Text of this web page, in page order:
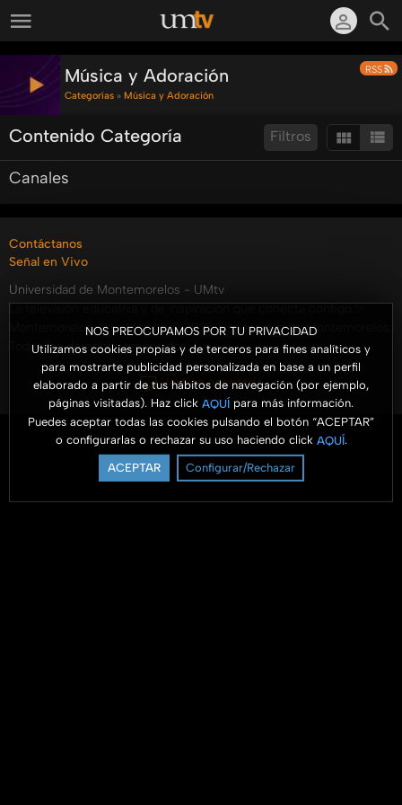
NOS PREOCUPAMOS POR TU PRIVACIDAD
Utilizamos cookies propias y de terceros para fines analíticos y
para mostrarte publicidad personalizada en base a un perfil
elaborado a partir de tus hábitos de navegación (por ejemplo,
páginas visitadas). Haz click AQUÍ para más información.
Puedes aceptar todas las cookies pulsando el botón “ACEPTAR”
o configurarlas o rechazar su uso haciendo click AQUÍ.
ACEPTAR Configurar/Rechazar
RSS
Música y Adoración
Categorías » Música y Adoración
Filtros
Contenido Categoría
Ordenar por:
Canales
Contáctanos
Señal en Vivo
Universidad de Montemorelos - UMtv
La televisión educativa y de inspiración que conecta contigo.✨
Montemorelos, N.L., México © 2025 Universidad de Montemorelos.
Todos los derechos reservados.
Versión escritorio